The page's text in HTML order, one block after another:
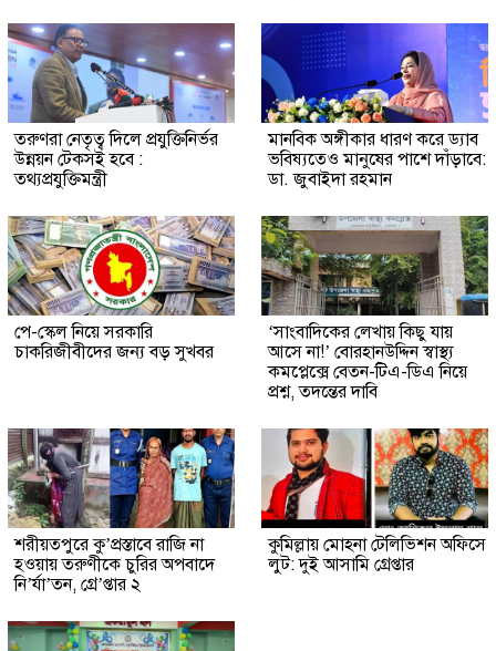
তরুণরা নেতৃত্ব দিলে প্রযুক্তিনির্ভর
উন্নয়ন টেকসই হবে :
তথ্যপ্রযুক্তিমন্ত্রী
মানবিক অঙ্গীকার ধারণ করে ড্যাব
ভবিষ্যতেও মানুষের পাশে দাঁড়াবে:
ডা. জুবাইদা রহমান
পে-স্কেল নিয়ে সরকারি
চাকরিজীবীদের জন্য বড় সুখবর
‘সাংবাদিকের লেখায় কিছু যায়
আসে না!’ বোরহানউদ্দিন স্বাস্থ্য
কমপ্লেক্সে বেতন-টিএ-ডিএ নিয়ে
প্রশ্ন, তদন্তের দাবি
শরীয়তপুরে কু’প্রস্তাবে রাজি না
হওয়ায় তরুণীকে চুরির অপবাদে
নি’র্যা’তন, গ্রে’প্তার ২
কুমিল্লায় মোহনা টেলিভিশন অফিসে
লুট: দুই আসামি গ্রেপ্তার